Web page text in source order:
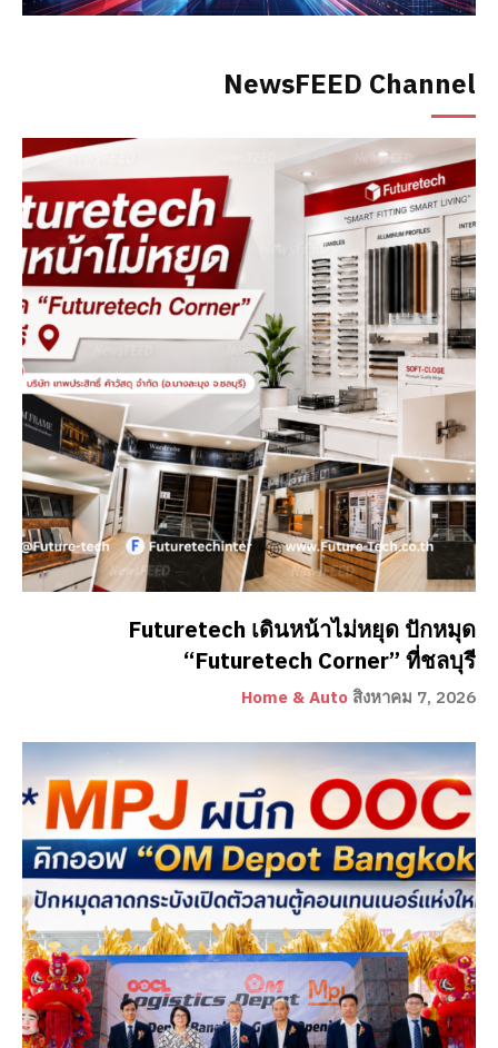
NewsFEED Channel
Futuretech เดินหน้าไม่หยุด ปักหมุด
“Futuretech Corner” ที่ชลบุรี
Home & Auto สิงหาคม 7, 2026